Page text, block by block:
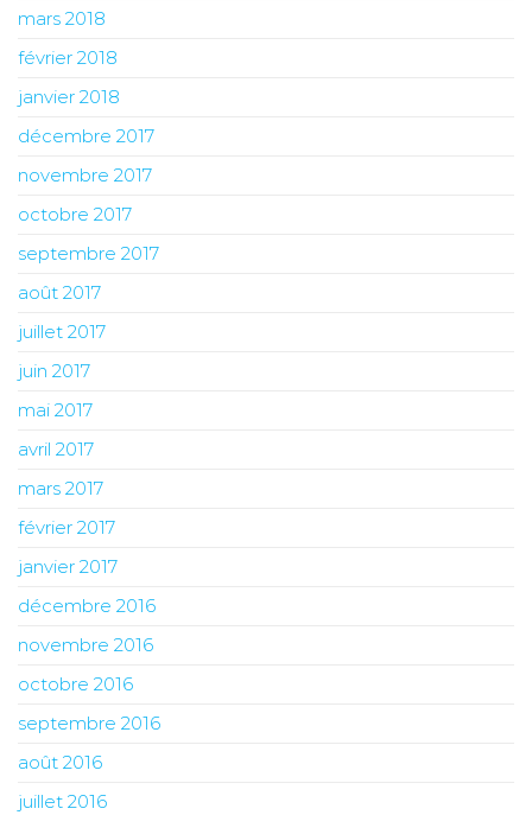
mars 2018
février 2018
janvier 2018
décembre 2017
novembre 2017
octobre 2017
septembre 2017
août 2017
juillet 2017
juin 2017
mai 2017
avril 2017
mars 2017
février 2017
janvier 2017
décembre 2016
novembre 2016
octobre 2016
septembre 2016
août 2016
juillet 2016